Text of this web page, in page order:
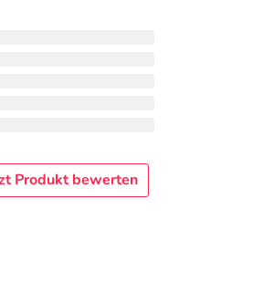
Produkt bewerten